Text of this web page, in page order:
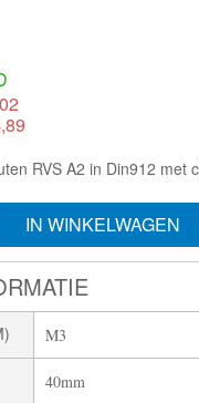
RVS A2 in Din912 met
IN WINKELWAGEN
M3
40mm